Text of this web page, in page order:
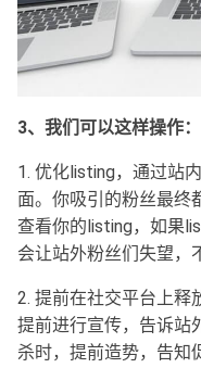
3、我们可以这样操作：
1. 优化listing，通过站
面。你吸引的粉丝最终
查看你的listing，如果
会让站外粉丝们失望，
2. 提前在社交平台上释
提前进行宣传，告诉站
杀时，提前造势，告知